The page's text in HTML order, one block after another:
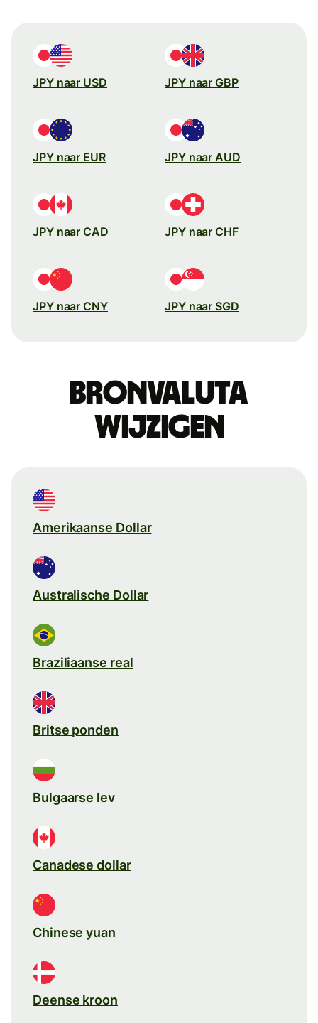
JPY naar USD JPY naar GBP
JPY naar EUR JPY naar AUD
JPY naar CAD JPY naar CHF
JPY naar CNY JPY naar SGD
Bronvaluta
wijzigen
Amerikaanse Dollar
Australische Dollar
Braziliaanse real
Britse ponden
Bulgaarse lev
Canadese dollar
Chinese yuan
Deense kroon